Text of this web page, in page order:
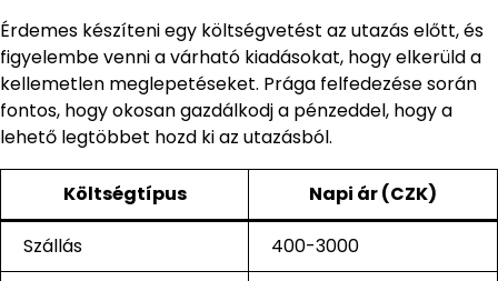
Érdemes készíteni egy költségvetést az utazás előtt, és
figyelembe venni a várható kiadásokat, hogy elkerüld a
kellemetlen meglepetéseket. Prága felfedezése során
fontos, hogy okosan gazdálkodj a pénzeddel, hogy a
lehető legtöbbet hozd ki az utazásból.
Költségtípus Napi ár (CZK)
Szállás
400-3000